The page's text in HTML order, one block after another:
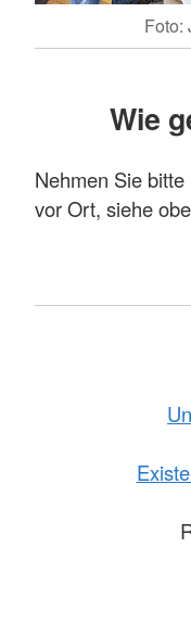
Foto:
Wie
Nehmen Sie
vor Ort, siehe